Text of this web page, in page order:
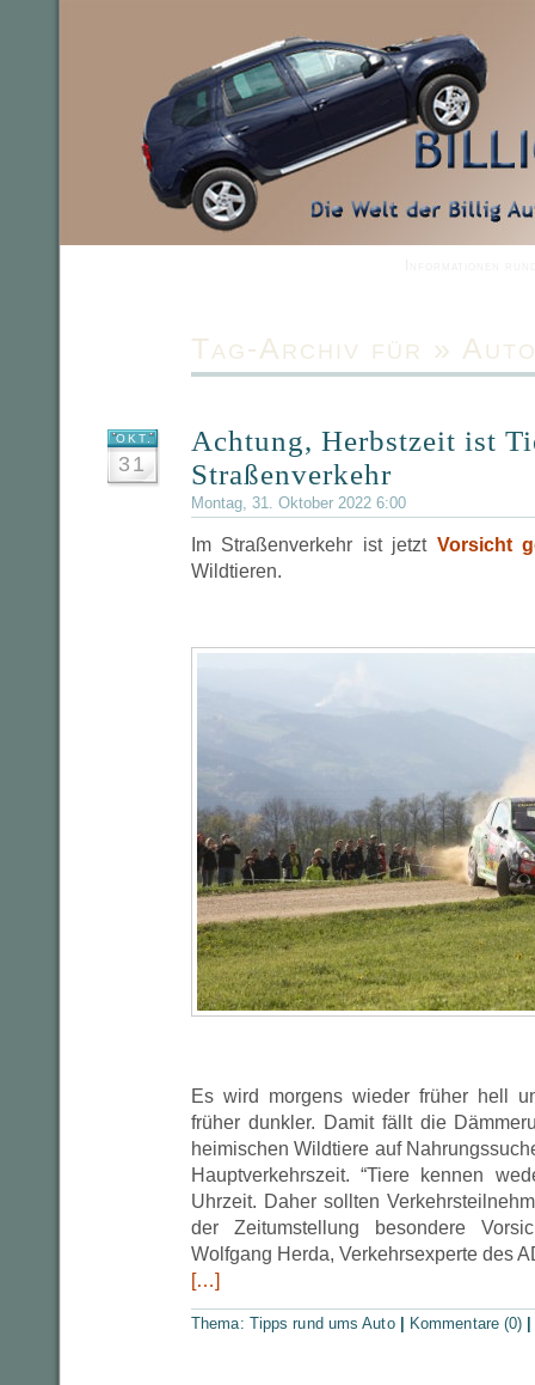
Tag-Archiv für »
OKT.
31
Achtung, Herbstzeit ist
Straßenverkehr
Montag, 31. Oktober 2022 6:00
Im Straßenverkehr ist jetzt Vorsicht
Wildtieren.
Es wird morgens wieder früher hell
früher dunkler. Damit fällt die
heimischen Wildtiere auf
Hauptverkehrszeit. “Tiere kennen
Uhrzeit. Daher sollten
der Zeitumstellung besondere
Wolfgang Herda, Verkehrsexperte des
[…]
Thema: Tipps rund ums Auto Kommentare (0)